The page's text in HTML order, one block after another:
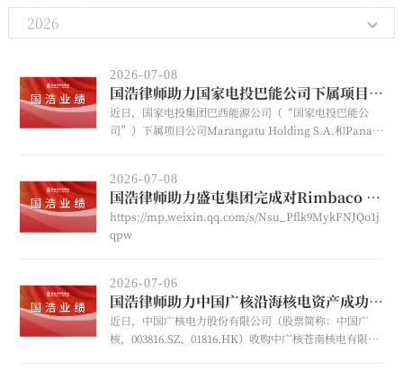
2026
2026-07-08
国浩律师助力国家电投巴能公司下属项目公司14亿人民币再融资项目
近日，国家电投集团巴西能源公司（“国家电投巴能公
司”）下属项目公司Marangatu Holding S.A.和Panati
公司经营和优化融资。协议适用法律为香港法律，担保方
式包括位于项目公司所在地巴西的设备、收益、股权的抵
质押以及关联公司担保。国浩杭州与国浩香港受聘担任国
家电投巴能公司的专项法律顾问，为本项目提供全过程法
2026-07-08
国浩律师助力盛屯集团完成对Rimbaco Group上市公司的跨境收购
https://mp.weixin.qq.com/s/Nsu_Pflk9MykFNJQo1j
qpw
2026-07-06
国浩律师助力中国广核沿海核电资产成功注入
近日，中国广核电力股份有限公司（股票简称：中国广
核，003816.SZ、01816.HK）收购中广核苍南核电有限公